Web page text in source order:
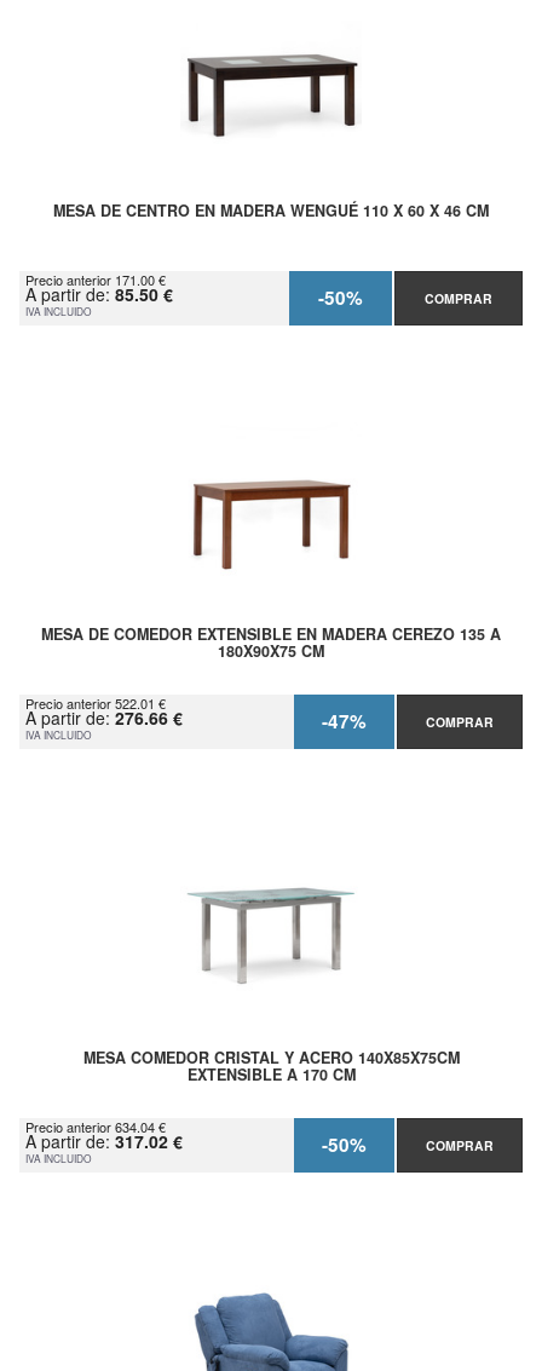
MESA DE CENTRO EN MADERA WENGUÉ 110 X 60 X 46 CM
Precio anterior 171.00 €
A partir de: 85.50 €
IVA INCLUIDO -50% COMPRAR
MESA DE COMEDOR EXTENSIBLE EN MADERA CEREZO 135 A
180X90X75 CM
Precio anterior 522.01 €
A partir de: 276.66 €
IVA INCLUIDO -47% COMPRAR
MESA COMEDOR CRISTAL Y ACERO 140X85X75CM
EXTENSIBLE A 170 CM
Precio anterior 634.04 €
A partir de: 317.02 €
IVA INCLUIDO -50% COMPRAR